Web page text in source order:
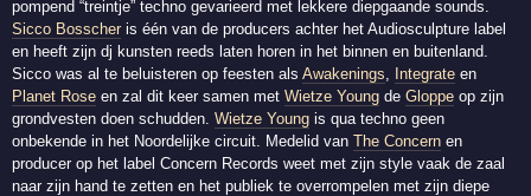
pompend “treintje” techno gevarieerd met lekkere diepgaande sounds.
Sicco Bosscher is één van de producers achter het Audiosculpture label
en heeft zijn dj kunsten reeds laten horen in het binnen en buitenland.
Sicco was al te beluisteren op feesten alsAwakenings Integrate en
Planet Rose en zal dit keer samen metWietze Young deGloppe op zijn
grondvesten doen schudden.Wietze Young is qua techno geen
onbekende in het Noordelijke circuit. Medelid vanThe Concern en
producer op het label Concern Records weet met zijn style vaak de zaal
naar zijn hand te zetten en het publiek te overrompelen met zijn diepe